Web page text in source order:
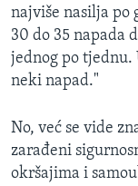
najviše nasilja po
30 do 35 napada
jednog po
neki napad."
No, već se vide
zarađeni
okršajima i